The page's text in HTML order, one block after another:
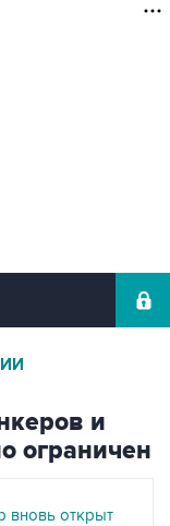
и
ограничен
вновь открыт